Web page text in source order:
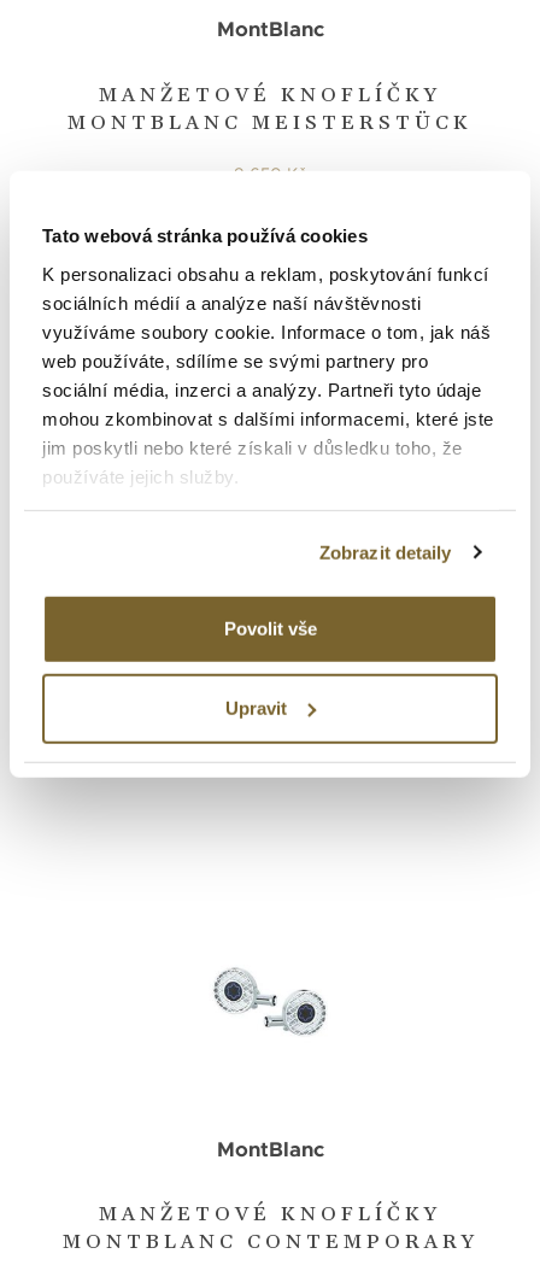
Tato webová stránka používá cookies
K personalizaci obsahu a reklam, poskytování funkcí
sociálních médií a analýze naší návštěvnosti
využíváme soubory cookie. Informace o tom, jak náš
web používáte, sdílíme se svými partnery pro
sociální média, inzerci a analýzy. Partneři tyto údaje
mohou zkombinovat s dalšími informacemi, které jste
jim poskytli nebo které získali v důsledku toho, že
používáte jejich služby.
Zobrazit detaily
Povolit vše
Upravit
MANŽETOVÉ KNOFLÍČKY
MONTBLANC MEISTERSTÜCK
MontBlanc
9 650 Kč
MEISTERSTÜCK OVAL
CUFFLINKS WITH GEOMETRIC
LACQUER INLAY
8 600 Kč
MANŽETOVÉ KNOFLÍČKY
MONTBLANC CONTEMPORARY
MontBlanc